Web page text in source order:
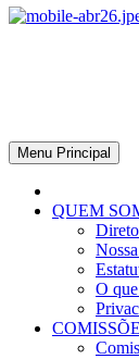
Menu Principal
QUEM
O